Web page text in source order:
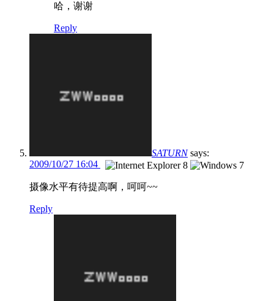
哈，谢谢
Reply
SATURN says:
2009/10/27 16:04
摄像水平有待提高啊，呵呵~~
Reply